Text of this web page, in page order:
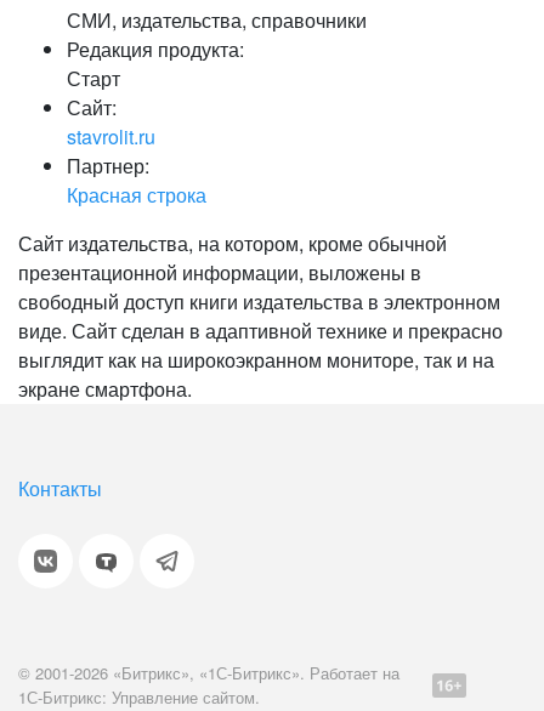
Забыли свой пароль?
СМИ, издательства, справочники
Редакция продукта:
Старт
Сайт:
stavrolit.ru
Партнер:
Красная строка
Сайт издательства, на котором, кроме обычной
презентационной информации, выложены в
свободный доступ книги издательства в электронном
виде. Сайт сделан в адаптивной технике и прекрасно
выглядит как на широкоэкранном мониторе, так и на
экране смартфона.
Контакты
© 2001-2026 «Битрикс», «1С-Битрикс». Работает на
1С-Битрикс: Управление сайтом.